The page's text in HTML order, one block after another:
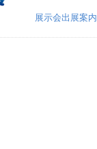
展示会出展案内